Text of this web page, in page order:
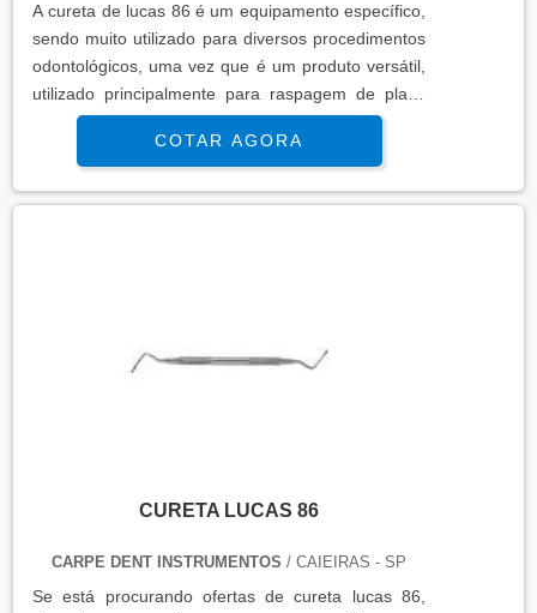
A cureta de lucas 86 é um equipamento específico,
sendo muito utilizado para diversos procedimentos
odontológicos, uma vez que é um produto versátil,
utilizado principalmente para raspagem de placa
bacteriana, como tártaro e calculo.Saiba mais
detalhes a respeito das curetas do tipo Lucas 86A
cureta cirúrgica do tipo Lucas 86 são fabricadas
com aço inoxidável, indo desde a ponta até o cabo
COTAR AGORA
CURETA LUCAS 86
CARPE DENT INSTRUMENTOS / CAIEIRAS - SP
Se está procurando ofertas de cureta lucas 86,